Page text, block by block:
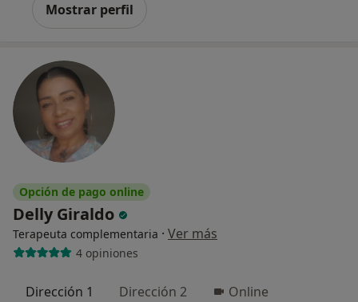
Mostrar perfil
Opción de pago online
Delly Giraldo
Terapeuta complementaria · Ver más
4 opiniones
Dirección 1 Dirección 2 Online